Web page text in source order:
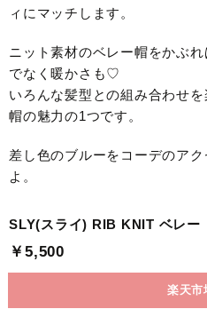
ィにマッチします。
ニット素材のベレー帽をかぶ
でなく暖かさも♡
いろんな髪型との組み合わせ
帽の魅力の1つです。
差し色のブルーをコーデのア
よ。
SLY(スライ) RIB KNIT ベレー
￥5,500
楽天市